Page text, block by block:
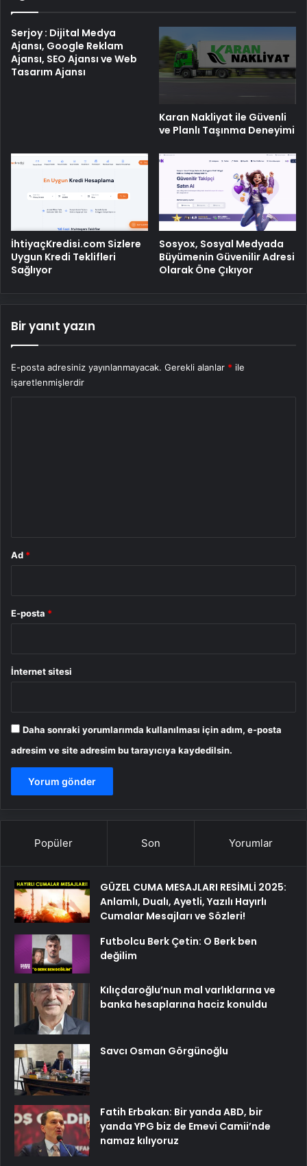
Serjoy : Dijital Medya
Ajansı, Google Reklam
Ajansı, SEO Ajansı ve Web
Tasarım Ajansı
Karan Nakliyat ile Güvenli
ve Planlı Taşınma Deneyimi
İhtiyaçKredisi.com Sizlere
Uygun Kredi Teklifleri
Sağlıyor
Sosyox, Sosyal Medyada
Büyümenin Güvenilir Adresi
Olarak Öne Çıkıyor
Bir yanıt yazın
E-posta adresiniz yayınlanmayacak. Gerekli alanlar * ile
işaretlenmişlerdir
Ad *
E-posta *
İnternet sitesi
Daha sonraki yorumlarımda kullanılması için adım, e-posta
adresim ve site adresim bu tarayıcıya kaydedilsin.
Popüler Son Yorumlar
GÜZEL CUMA MESAJLARI RESİMLİ 2025:
Anlamlı, Dualı, Ayetli, Yazılı Hayırlı
Cumalar Mesajları ve Sözleri!
Futbolcu Berk Çetin: O Berk ben
değilim
Kılıçdaroğlu’nun mal varlıklarına ve
banka hesaplarına haciz konuldu
Savcı Osman Görgünoğlu
Fatih Erbakan: Bir yanda ABD, bir
yanda YPG biz de Emevi Camii’nde
namaz kılıyoruz